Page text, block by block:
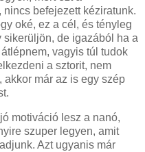
befejezett kéziratunk.
oké, ez a cél, és tényleg
sikerüljön, de igazából ha a
vagyis túl tudok
a sztorit, nem
már az is egy szép
motiváció lesz a nanó,
szuper legyen, amit
Azt ugyanis már